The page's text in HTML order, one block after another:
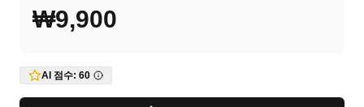
₩9,900
AI 점수: 60